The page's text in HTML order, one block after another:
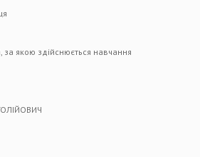
якою здійснюється навчання